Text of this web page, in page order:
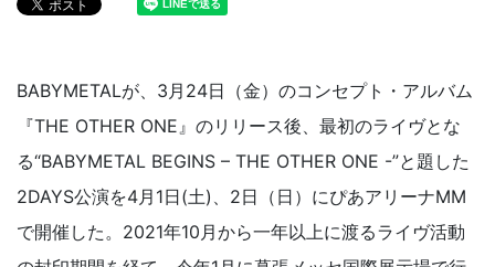
BABYMETALが、3月24日（金）のコンセプト・アルバム
『THE OTHER ONE』のリリース後、最初のライヴとな
る“BABYMETAL BEGINS – THE OTHER ONE -”と題した
2DAYS公演を4月1日(土)、2日（日）にぴあアリーナMM
で開催した。2021年10月から一年以上に渡るライヴ活動